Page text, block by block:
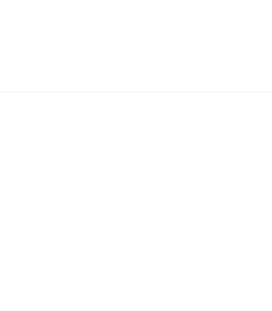
l'utilisateur